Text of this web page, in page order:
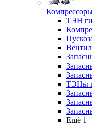
ТЭН
ТЭНы
Ещё 1